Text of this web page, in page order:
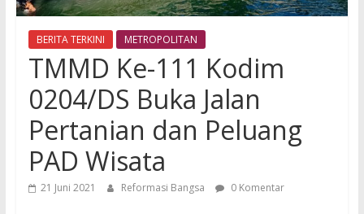
BERITA TERKINI METROPOLITAN
TMMD Ke-111 Kodim
0204/DS Buka Jalan
Pertanian dan Peluang
PAD Wisata
21 Juni 2021 Reformasi Bangsa 0 Komentar